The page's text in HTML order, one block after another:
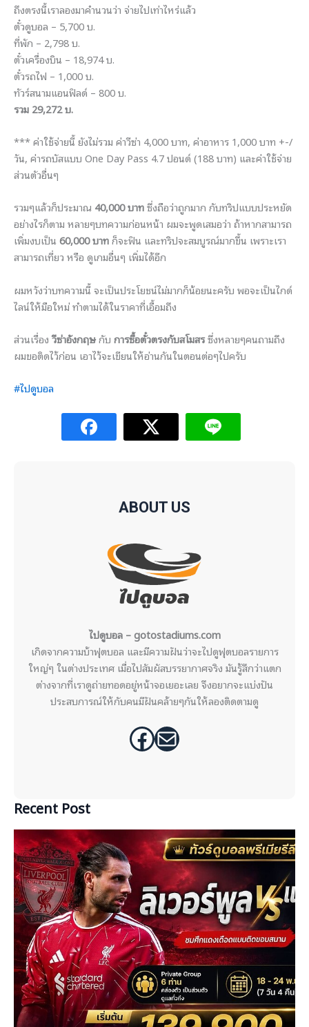
ถึงตรงนี้เราลองมาคำนวนว่า จ่ายไปเท่าไหร่แล้ว
ตั๋วดูบอล – 5,700 บ.
ที่พัก – 2,798 บ.
ตั๋วเครื่องบิน – 18,974 บ.
ตั๋วรถไฟ – 1,000 บ.
ทัวร์สนามแอนฟิลด์ – 800 บ.
รวม 29,272 บ.
*** ค่าใช้จ่ายนี้ ยังไม่รวม ค่าวีซ่า 4,000 บาท, ค่าอาหาร 1,000 บาท +-/
วัน, ค่ารถบัสแบบ One Day Pass 4.7 ปอนด์ (188 บาท) และค่าใช้จ่าย
ส่วนตัวอื่นๆ
รวมๆแล้วก็ประมาณ 40,000 บาทซึ่งถือว่าถูกมาก กับทริปแบบประหยัด
อย่างไรก็ตาม หลายๆบทความก่อนหน้า ผมจะพูดเสมอว่า ถ้าหากสามารถ
เพิ่มงบเป็น60,000 บาทก็จะฟิน และทริปจะสมบูรณ์มากขึ้น เพราะเรา
สามารถเที่ยว หรือ ดูเกมอื่นๆ เพิ่มได้อีก
ผมหวังว่าบทความนี้ จะเป็นประโยชน์ไม่มากก็น้อยนะครับ พอจะเป็นไกด์
ไลน์ให้มือใหม่ ทำตามได้ในราคาที่เอื้อมถึง
ส่วนเรื่องวีซ่าอังกฤษกับ การซื้อตั๋วตรงกับสโมสรซึ่งหลายๆคนถามถึง
ผมขอติดไว้ก่อน เอาไว้จะเขียนให้อ่านกันในตอนต่อๆไปครับ
#ไปดูบอล
ABOUT US
ไปดูบอล – gotostadiums.com
เกิดจากความบ้าฟุตบอล และมีความฝันว่าจะไปดูฟุตบอลรายการ
ใหญ่ๆ ในต่างประเทศ เมื่อไปสัมผัสบรรยากาศจริง มันรู้สึกว่าแตก
ต่างจากที่เราดูถ่ายทอดอยู่หน้าจอเยอะเลย จึงอยากจะแบ่งปัน
ประสบการณ์ให้กับคนมีฝันคล้ายๆกันให้ลองติดตามดู
Facebook Mail
Recent Post